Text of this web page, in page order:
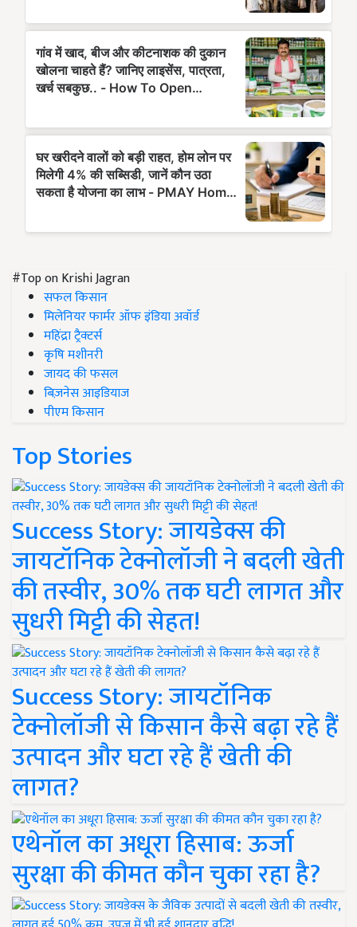
#Top on Krishi Jagran
सफल किसान
मिलेनियर फार्मर ऑफ इंडिया अवॉर्ड
महिंद्रा ट्रैक्टर्स
कृषि मशीनरी
जायद की फसल
बिज़नेस आइडियाज
पीएम किसान
Top Stories
Success Story: जायडेक्स की
जायटॉनिक टेक्नोलॉजी ने बदली खेती
की तस्वीर, 30% तक घटी लागत और
सुधरी मिट्टी की सेहत!
Success Story: जायटॉनिक
टेक्नोलॉजी से किसान कैसे बढ़ा रहे हैं
उत्पादन और घटा रहे हैं खेती की
लागत?
एथेनॉल का अधूरा हिसाब: ऊर्जा
सुरक्षा की कीमत कौन चुका रहा है?